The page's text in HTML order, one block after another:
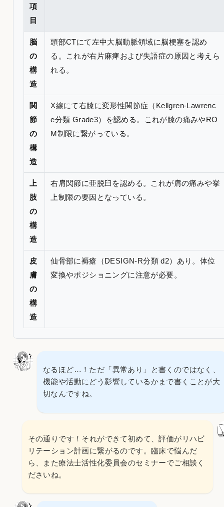
項
目
脳
の
構
造
頭部CTにて左中大脳動脈領域に脳梗塞を認め
る。これが右片麻痺および失語症の原因と考えら
れる。
関
節
の
構
造
X線にて右膝に変形性関節症（Kellgren-Lawrenc
e分類 Grade3）を認める。これが膝の痛みやRO
M制限に繋がっている。
上
肢
の
構
造
右肩関節に亜脱臼を認める。これが肩の痛みや挙
上制限の要因となっている。
皮
膚
の
構
造
仙骨部に褥瘡（DESIGN-R分類 d2）あり。体位
変換やポジショニングに注意が必要。
なるほど…！ただ「異常あり」と書くのではなく、
機能や活動にどう影響しているかまで書くことが大
切なんですね。
その通りです！それができて初めて、評価がリハビ
リテーション計画に繋がるのです。臨床で悩んだ
ら、また療法士活性化委員会のセミナーでご相談く
ださいね。